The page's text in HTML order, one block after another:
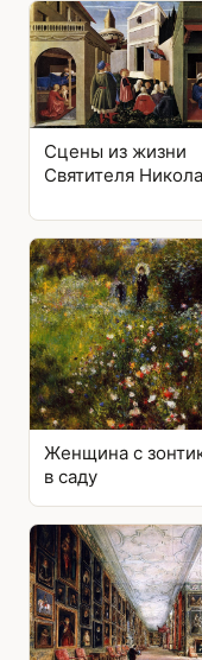
Сцены из жизни
Святителя
Женщина с
в саду